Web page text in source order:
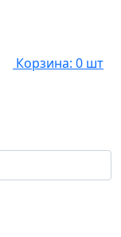
Корзина: 0 шт